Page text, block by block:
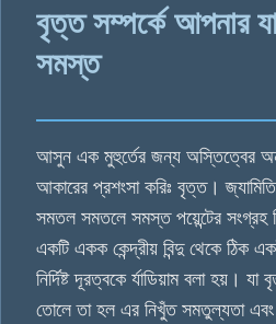
বৃত্ত সম্পর্কে আপনার
সমস্ত
আসুন এক মুহুর্তের জন্য অস্তিত্বের
আকারের প্রশংসা করিঃ বৃত্ত।
সমতল সমতলে সমস্ত পয়েন্টের সংগ্রহ
একটি একক কেন্দ্রীয় বিন্দু থেকে
নির্দিষ্ট দূরত্বকে র্যাডিয়াম বলা হয়।
তোলে তা হল এর নিখুঁত সমতুল্যতা এবং